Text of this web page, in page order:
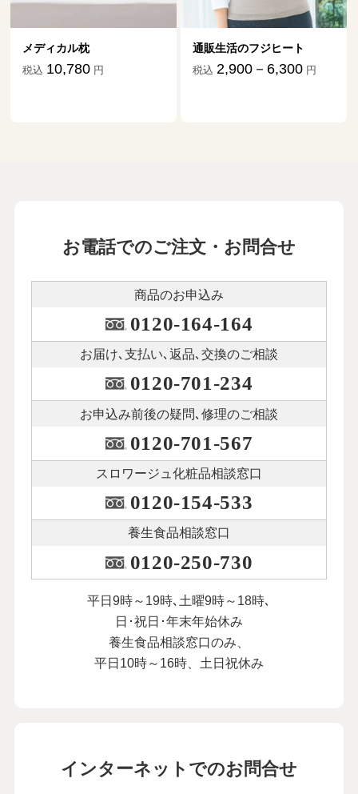
メディカル枕
税込 10,780 円
通販生活のフジヒート
税込 2,900－6,300 円
お電話でのご注文・お問合せ
商品のお申込み
0120-164-164
お届け､支払い､ 返品､交換のご相談
0120-701-234
お申込み前後の疑問､修理のご相談
0120-701-567
スロワージュ化粧品相談窓口
0120-154-533
養生食品相談窓口
0120-250-730
平日9時～19時､土曜9時～18時､
日･祝日･年末年始休み
養生食品相談窓口のみ、
平日10時～16時、土日祝休み
インターネットでのお問合せ